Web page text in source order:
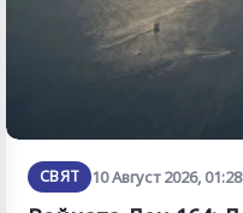
СВЯТ 10 Август 2026, 01:28